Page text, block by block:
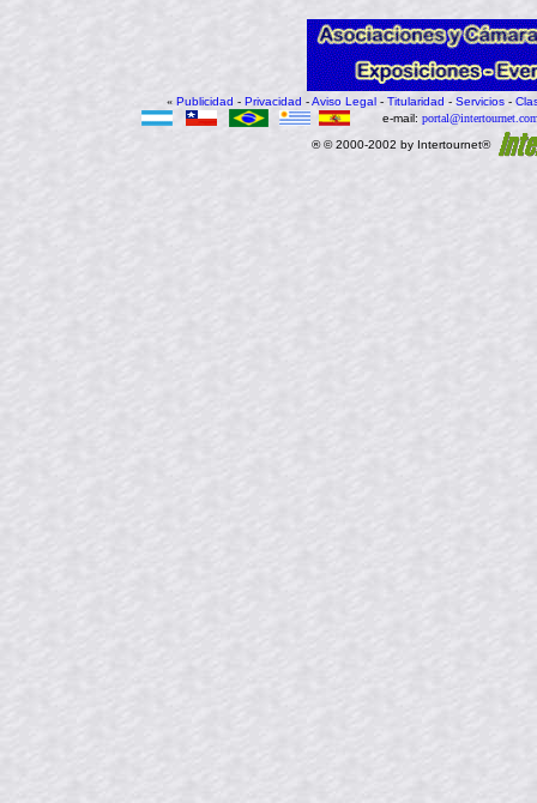
« Publicidad - Privacidad -Aviso Legal - Titularidad - Servicios -
e-mail:
® © 2000-2002 by Intertournet®